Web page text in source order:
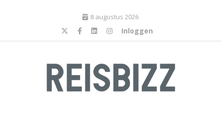
8 augustus 2026
Inloggen